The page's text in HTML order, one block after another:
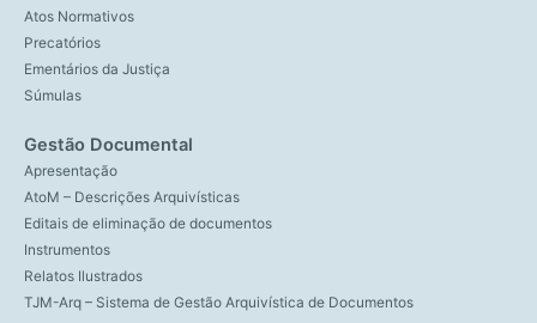
Atos Normativos
Precatórios
Ementários da Justiça
Súmulas
Gestão Documental
Apresentação
AtoM – Descrições Arquivísticas
Editais de eliminação de documentos
Instrumentos
Relatos Ilustrados
TJM-Arq – Sistema de Gestão Arquivística de Documentos